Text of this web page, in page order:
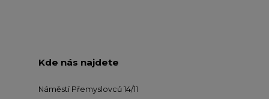
Kde nás najdete
Náměstí Přemyslovců 14/11